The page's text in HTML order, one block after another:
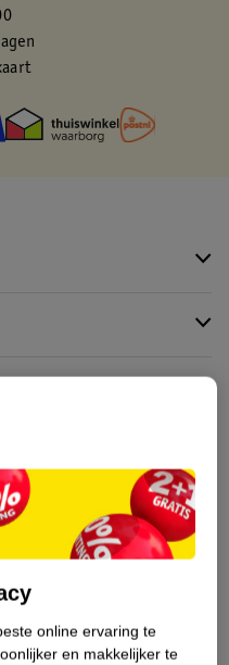
online ervaring te
en makkelijker te